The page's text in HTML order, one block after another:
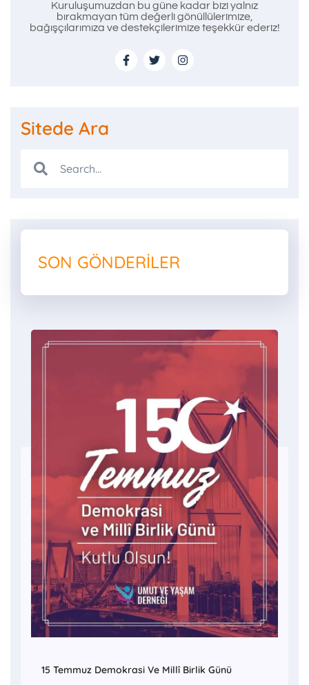
Kuruluşumuzdan bu güne kadar bizi yalnız
bırakmayan tüm değerli gönüllülerimize,
bağışçılarımıza ve destekçilerimize teşekkür ederiz!
Sitede Ara
SON GÖNDERILER
15 Temmuz Demokrasi Ve Millî Birlik Günü